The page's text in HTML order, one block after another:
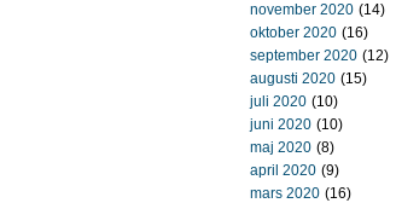
november 2020 (14)
oktober 2020 (16)
september 2020 (12)
augusti 2020 (15)
juli 2020 (10)
juni 2020 (10)
maj 2020 (8)
april 2020 (9)
mars 2020 (16)